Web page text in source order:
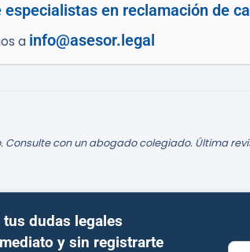
en reclamación de
a info@asesor.legal
con un abogado colegiado. Última
tus dudas legales
y sin registrarte